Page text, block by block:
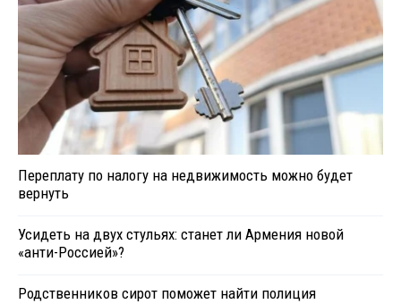
Переплату по налогу на недвижимость можно будет
вернуть
Усидеть на двух стульях: станет ли Армения новой
«анти-Россией»?
Родственников сирот поможет найти полиция